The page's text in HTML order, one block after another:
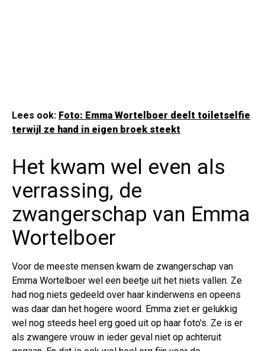
Lees ook: Foto: Emma Wortelboer deelt toiletselfie
terwijl ze hand in eigen broek steekt
Het kwam wel even als
verrassing, de
zwangerschap van Emma
Wortelboer
Voor de meeste mensen kwam de zwangerschap van
Emma Wortelboer wel een beetje uit het niets vallen. Ze
had nog niets gedeeld over haar kinderwens en opeens
was daar dan het hogere woord. Emma ziet er gelukkig
wel nog steeds heel erg goed uit op haar foto's. Ze is er
als zwangere vrouw in ieder geval niet op achteruit